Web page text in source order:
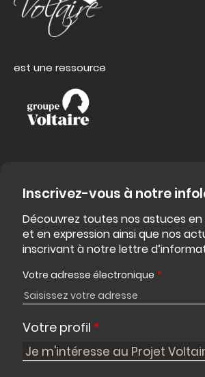
est une ressource
Inscrivez-vous à notre
Découvrez toutes nos astuces
et en expression ainsi que nos
inscrivant à notre lettre
Votre adresse électronique *
Votre profil *